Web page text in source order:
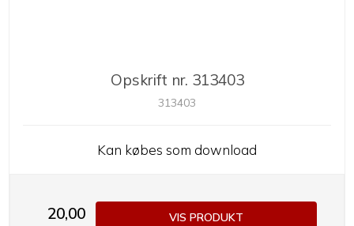
Opskrift nr. 313403
313403
Kan købes som download
20,00
VIS PRODUKT